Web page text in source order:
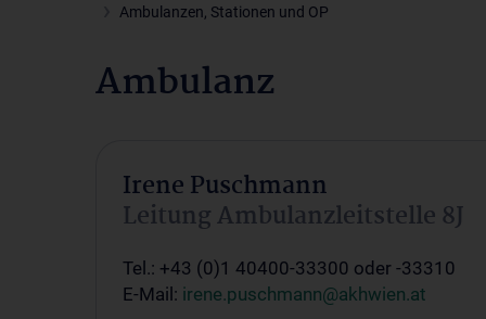
Ambulanzen, Stationen und OP
Ambulanz
Irene Puschmann
Leitung Ambulanzleitstelle 8J
Tel.: +43 (0)1 40400-33300 oder -33310
E-Mail: irene.puschmann@akhwien.at